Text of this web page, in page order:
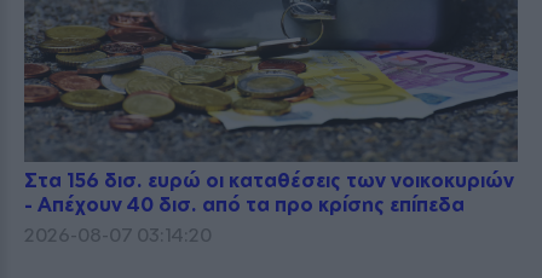
Στα 156 δισ. ευρώ οι καταθέσεις των νοικοκυριών
- Απέχουν 40 δισ. από τα προ κρίσης επίπεδα
2026-08-07 03:14:20